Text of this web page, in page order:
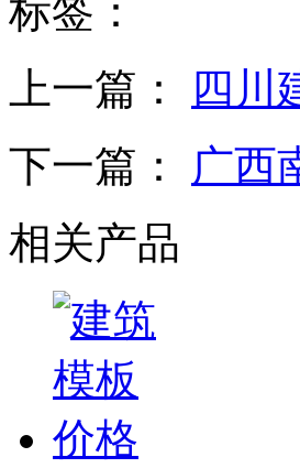
标签：
上一篇：
四川
下一篇： 广西
相关产品